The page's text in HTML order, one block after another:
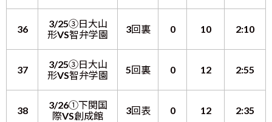
36
3/25③日大山
形VS智弁学園
3回裏 0 10 2:10
37
3/25③日大山
形VS智弁学園
5回裏 0 12 2:55
38
3/26①下関国
際VS創成館
3回表 0 12 2:35